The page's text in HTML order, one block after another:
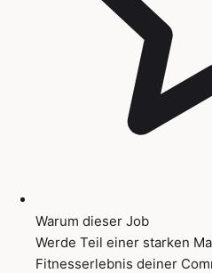
Warum dieser Job
Werde Teil einer starken
Fitnesserlebnis deiner